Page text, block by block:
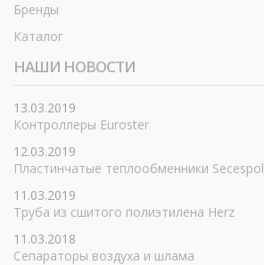
Бренды
Каталог
НАШИ НОВОСТИ
13.03.2019
Контроллеры Euroster
12.03.2019
Пластинчатые теплообменники Secespol
11.03.2019
Труба из сшитого полиэтилена Herz
11.03.2018
Сепараторы воздуха и шлама